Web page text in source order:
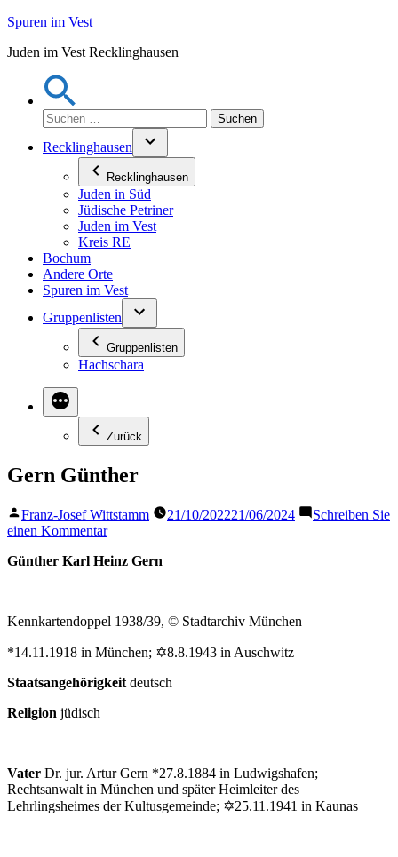
Zum
springen
Spuren im Vest
Juden im Vest Recklinghausen
Suchen
nach:
Recklinghausen
Recklinghausen
Juden in Süd
Jüdische Petriner
Juden im Vest
Kreis RE
Bochum
Andere Orte
Spuren im Vest
Gruppenlisten
Gruppenlisten
Hachschara
Zurück
Gern Günther
Veröffentlicht
von
Franz-Josef Wittstamm 21/10/202221/06/2024
Schreiben Sie
einen Kommentarzu
Günther
Günther Karl Heinz Gern
Kennkartendoppel 1938/39, © Stadtarchiv München
*14.11.1918 in München; ✡8.8.1943 in Auschwitz
Staatsangehörigkeit deutsch
Religion jüdisch
Vater Dr. jur. Artur Gern *27.8.1884 in Ludwigshafen;
Rechtsanwalt in München und später Heimleiter des
Lehrlingsheimes der Kultusgemeinde; ✡25.11.1941 in Kaunas